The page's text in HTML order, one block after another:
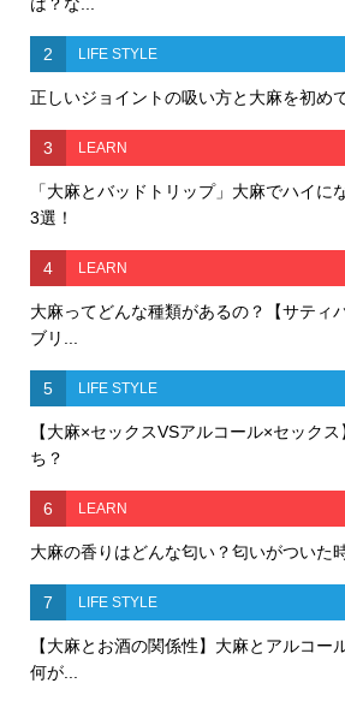
は？な...
2 LIFE STYLE
正しいジョイントの吸い方と大麻を初め
3 LEARN
「大麻とバッドトリップ」大麻でハイに
3選！
4 LEARN
大麻ってどんな種類があるの？【サティ
ブリ...
5 LIFE STYLE
【大麻×セックスVSアルコール×セック
ち？
6 LEARN
大麻の香りはどんな匂い？匂いがついた
7 LIFE STYLE
【大麻とお酒の関係性】大麻とアルコー
何が...